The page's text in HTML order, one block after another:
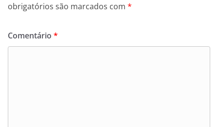
obrigatórios são marcados com *
Comentário *